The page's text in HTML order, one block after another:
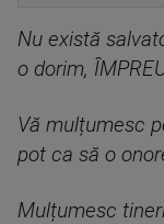
Nu există
o dorim,
Vă mulțumesc
pot ca să o
Mulțumesc